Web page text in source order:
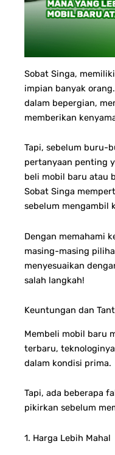
Sobat Singa,
impian banyak
dalam bepergian,
memberikan
Tapi, sebelum buru-
pertanyaan penting
beli mobil baru atau
Sobat Singa
sebelum mengambil
Dengan memahami
masing-masing
menyesuaikan
salah langkah!
Keuntungan dan
Membeli mobil baru
terbaru,
dalam kondisi prima.
Tapi, ada beberapa
pikirkan sebelum
1. Harga Lebih Mahal